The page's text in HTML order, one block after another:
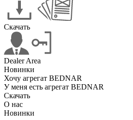
Скачать
Dealer Area
Новинки
Хочу агрегат BEDNAR
У меня есть агрегат BEDNAR
Скачать
О нас
Новинки